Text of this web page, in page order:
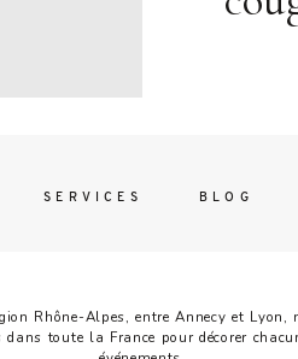
SERVICES BLOG
Rhône-Alpes, entre Annecy et Lyon,
dans toute la France pour décorer